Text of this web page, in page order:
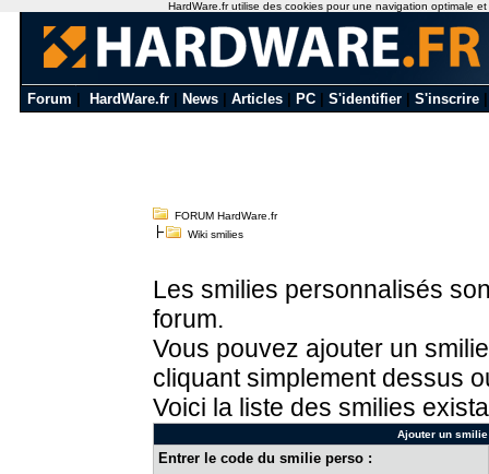
Forum HardWare.fr News Articles PC S'identifier S'inscrire
FORUM HardWare.fr
Wiki smilies
Les smilies personnalisés
forum.
Vous pouvez ajouter un
cliquant simplement dessus
Voici la liste des smilies
Ajouter un
Entrer le code du smilie perso :
HardWare.fr utilise des cookies pour une navigation optimale